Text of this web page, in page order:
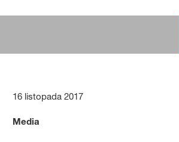
16 listopada 2017
Media